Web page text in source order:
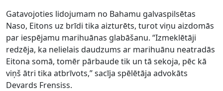
Gatavojoties lidojumam no Bahamu galvaspilsētas
Naso, Eitons uz brīdi tika aizturēts, turot viņu aizdomās
par iespējamu marihuānas glabāšanu. “Izmeklētāji
redzēja, ka nelielais daudzums ar marihuānu neatradās
Eitona somā, tomēr pārbaude tik un tā sekoja, pēc kā
viņš ātri tika atbrīvots,” sacīja spēlētāja advokāts
Devards Frensiss.